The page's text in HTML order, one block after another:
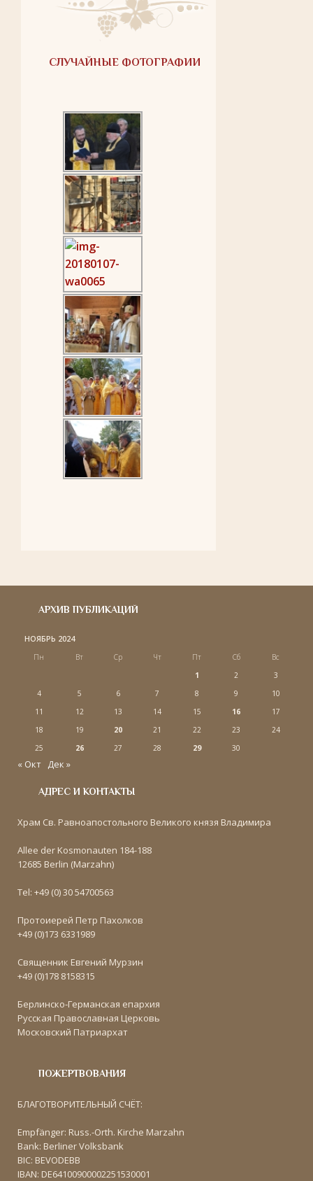
СЛУЧАЙНЫЕ ФОТОГРАФИИ
АРХИВ ПУБЛИКАЦИЙ
НОЯБРЬ 2024
Пн
Вт Ср Чт Пт Сб
Вс
1
2
3
4
5 6 7 8 9
10
11
12 13 14 15 16
17
18
19 20 21 22 23
24
25
26 27 28 29 30
« Окт Дек »
АДРЕС И КОНТАКТЫ
Храм Св. Равноапостольного Великого князя Владимира
Allee der Kosmonauten 184-188
12685 Berlin (Marzahn)
Tel: +49 (0) 30 54700563
Протоиерей Петр Пахолков
+49 (0)173 6331989
Священник Евгений Мурзин
+49 (0)178 8158315
Берлинско-Германская епархия
Русская Православная Церковь
Московский Патриархат
ПОЖЕРТВОВАНИЯ
БЛАГОТВОРИТЕЛЬНЫЙ СЧЁТ:
Empfänger: Russ.-Orth. Kirche Marzahn
Bank: Berliner Volksbank
BIC: BEVODEBB
IBAN: DE64100900002251530001